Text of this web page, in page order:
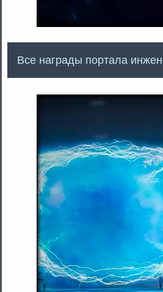
Все награды портала